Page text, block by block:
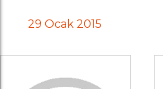
29 Ocak 2015